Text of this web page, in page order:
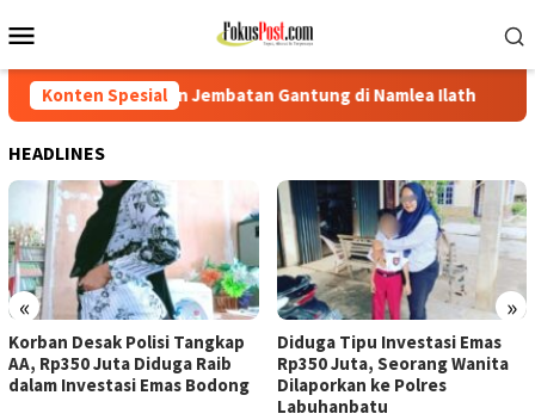
ke
Mobile
Konten Spesial
Jembatan Gantung di Namlea Ilath Korban Desak
HEADLINES
« »
Korban Desak Polisi Tangkap
AA, Rp350 Juta Diduga Raib
dalam Investasi Emas Bodong
Diduga Tipu Investasi Emas
Rp350 Juta, Seorang Wanita
Dilaporkan ke Polres
Labuhanbatu